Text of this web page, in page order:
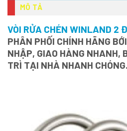
MÔ TẢ
VÒI RỬA CHÉN WINLAND 2
PHÂN PHỐI CHÍNH HÃNG
NHẬP, GIAO HÀNG NHANH,
TRÌ TẠI NHÀ NHANH CHÓNG.